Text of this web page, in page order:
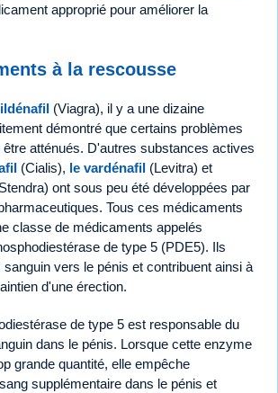
approprié pour améliorer la
à la rescousse
(Viagra), il y a une dizaine
démontré que certains problèmes
atténués. D'autres substances actives
(Cialis), le vardénafil (Levitra) et
ont sous peu été développées par
Tous ces médicaments
classe de médicaments appelés
de type 5 (PDE5). Ils
vers le pénis et contribuent ainsi à
d'une érection.
de type 5 est responsable du
dans le pénis. Lorsque cette enzyme
grande quantité, elle empêche
supplémentaire dans le pénis et